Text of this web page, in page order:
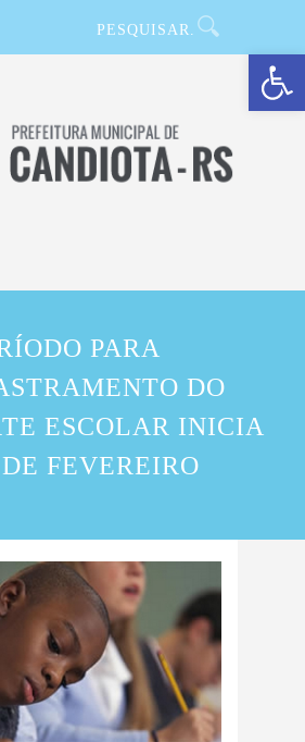
Barra de Ferramentas Aberta
PARA
DO
ESCOLAR INICIA
FEVEREIRO